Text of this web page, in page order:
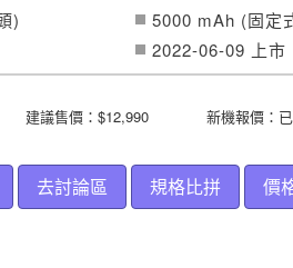
)
5000 mAh (固定
2022-06-09 上市
建議售價：$12,990 新機報價：
去討論區 規格比拼 價